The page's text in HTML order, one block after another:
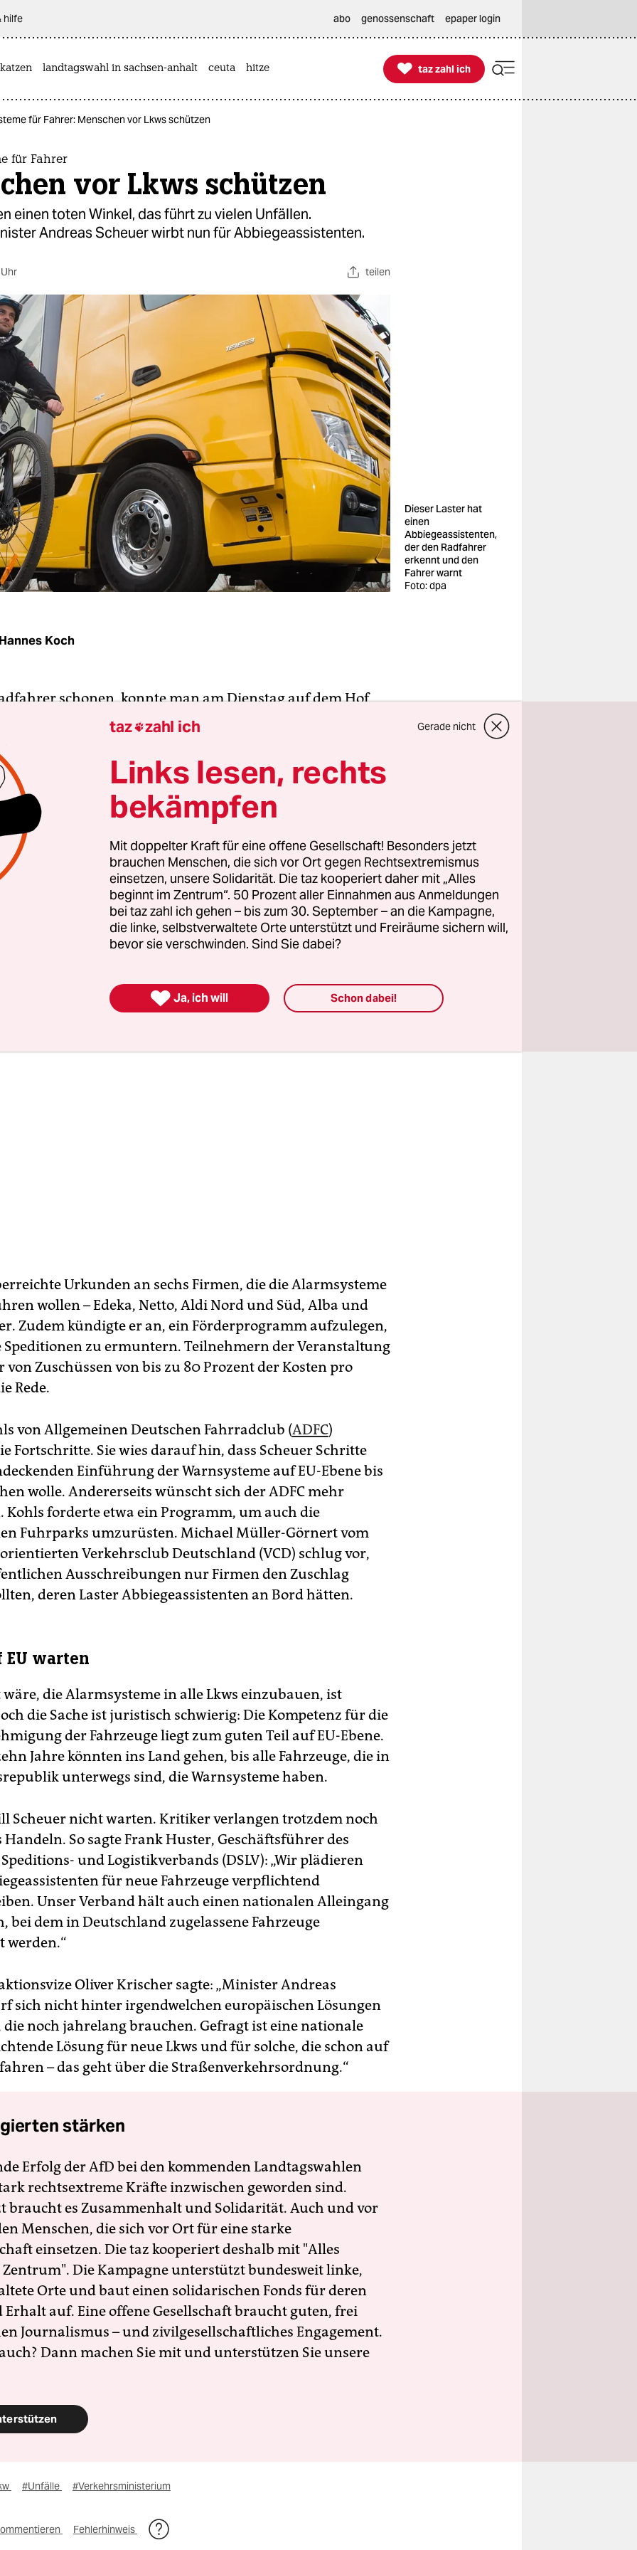
hilfe abo genossenschaft epaper login
katzen landtagswahl in sachsen-anhalt ceuta hitze 
taz zahl ich
taz zahl ich
für Fahrer: Menschen vor Lkws schützen
für Fahrer
vor Lkws schützen
einen toten Winkel, das führt zu vielen Unfällen.
Andreas Scheuer wirbt nun für Abbiegeassistenten.
teilen
Dieser Laster hat
einen
Abbiegeassistenten,
der den Radfahrer
erkennt und den
Fahrer warnt
Foto: dpa
Hannes Koch
schonen, konnte man am Dienstag auf dem Hof
in Berlin begutachten. Sie haben
verbreiten, präsentierte Minister Andreas Scheuer
Vereinbarung mit Unternehmen. Bis 2019 will er die
seiner Behörden mit den Alarmsystem ausstatten
bei den Wasser- und Schifffahrtsdirektionen.
Abbiegeassistent“ hatte Scheuer Vertreter der Lkw-
Spediteure, Prüforganisationen, Experten für
sowie Autofahrer- und Radfahrerverbände
Wichtigste Frage: Wie lassen sich die Fahrzeuge schnell mit
ausrüsten, die Personen bemerken, wenn sie sich
schon bei Unfällen mit Lastern ums Leben gekommen.
Urkunden an sechs Firmen, die die Alarmsysteme
wollen – Edeka, Netto, Aldi Nord und Süd, Alba und
Zudem kündigte er an, ein Förderprogramm aufzulegen,
Speditionen zu ermuntern. Teilnehmern der Veranstaltung
von Zuschüssen von bis zu 80 Prozent der Kosten pro
Rede.
von Allgemeinen Deutschen Fahrradclub (ADFC)
Fortschritte. Sie wies darauf hin, dass Scheuer Schritte
Einführung der Warnsysteme auf EU-Ebene bis
wolle. Andererseits wünscht sich der ADFC mehr
Kohls forderte etwa ein Programm, um auch die
Fuhrparks umzurüsten. Michael Müller-Görnert vom
Verkehrsclub Deutschland (VCD) schlug vor,
Ausschreibungen nur Firmen den Zuschlag
deren Laster Abbiegeassistenten an Bord hätten.
warten
wäre, die Alarmsysteme in alle Lkws einzubauen, ist
die Sache ist juristisch schwierig: Die Kompetenz für die
der Fahrzeuge liegt zum guten Teil auf EU-Ebene.
Jahre könnten ins Land gehen, bis alle Fahrzeuge, die in
unterwegs sind, die Warnsysteme haben.
Scheuer nicht warten. Kritiker verlangen trotzdem noch
Handeln. So sagte Frank Huster, Geschäftsführer des
und Logistikverbands (DSLV): „Wir plädieren
für neue Fahrzeuge verpflichtend
Unser Verband hält auch einen nationalen Alleingang
bei dem in Deutschland zugelassene Fahrzeuge
werden.“
Oliver Krischer sagte: ­„Minister ­Andreas
sich nicht hinter irgendwelchen europäischen Lösungen
die noch jahrelang brauchen. Gefragt ist eine nationale
Lösung für neue Lkws und für solche, die schon auf
– das geht über die Straßenverkehrsordnung.“
stärken
Erfolg der AfD bei den kommenden Landtagswahlen
rechtsextreme Kräfte inzwischen geworden sind.
braucht es Zusammenhalt und Solidarität. Auch und vor
Menschen, die sich vor Ort für eine starke
einsetzen. Die taz kooperiert deshalb mit "Alles
Die Kampagne unterstützt bundesweit linke,
Orte und baut einen solidarischen Fonds für deren
Erhalt auf. Eine offene Gesellschaft braucht guten, frei
Journalismus – und zivilgesellschaftliches Engagement.
Dann machen Sie mit und unterstützen Sie unsere
#Unfälle #Verkehrsministerium
Fehlerhinweis
taz zahl ich Gerade nicht
Links lesen, rechts
bekämpfen
Mit doppelter Kraft für eine offene Gesellschaft! Besonders jetzt
brauchen Menschen, die sich vor Ort gegen Rechtsextremismus
einsetzen, unsere Solidarität. Die taz kooperiert daher mit „Alles
beginnt im Zentrum“. 50 Prozent aller Einnahmen aus Anmeldungen
bei taz zahl ich gehen – bis zum 30. September – an die Kampagne,
die linke, selbstverwaltete Orte unterstützt und Freiräume sichern will,
bevor sie verschwinden. Sind Sie dabei?
 Ja, ich will Schon dabei!